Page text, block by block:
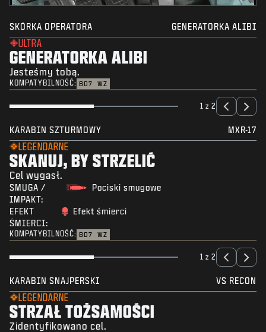
SKÓRKA OPERATORA GENERATORKA ALIBI
ULTRA
GENERATORKA ALIBI
Jesteśmy tobą.
KOMPATYBILNOŚĆ: BO7 WZ
1 z 2
KARABIN SZTURMOWY MXR-17
LEGENDARNE
SKANUJ, BY STRZELIĆ
Cel wygasł.
SMUGA /
IMPAKT:
Pociski smugowe
EFEKT
ŚMIERCI:
Efekt śmierci
KOMPATYBILNOŚĆ: BO7 WZ
1 z 2
KARABIN SNAJPERSKI VS RECON
LEGENDARNE
STRZAŁ TOŻSAMOŚCI
Zidentyfikowano cel.